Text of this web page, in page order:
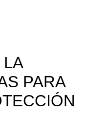
PARA